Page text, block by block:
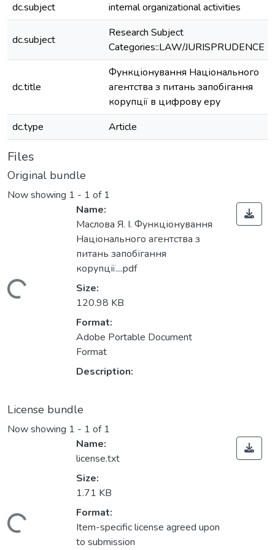
dc.subject
internal organizational activities
dc.subject
Research Subject
Categories::LAW/JURISPRUDENCE
dc.title
Функціонування Національного
агентства з питань запобігання
корупції в цифрову еру
dc.type
Article
Files
Original bundle
Now showing 1 - 1 of 1
Name:
Маслова Я. І. Функціонування
Національного агентства з
питань запобігання
корупції....pdf
Size:
120.98 KB
Format:
Adobe Portable Document
Format
Description:
License bundle
Now showing 1 - 1 of 1
Name:
license.txt
Size:
1.71 KB
Format:
Item-specific license agreed upon
to submission